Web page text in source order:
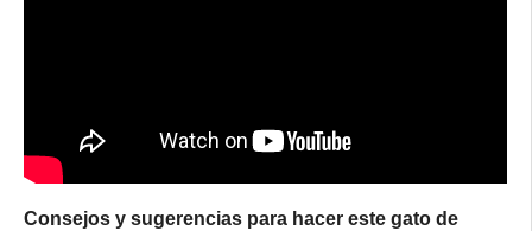
Consejos y sugerencias para hacer este gato de